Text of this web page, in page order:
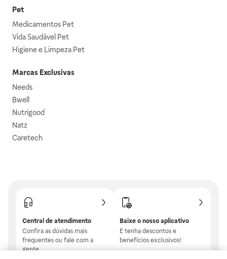
Pet
Medicamentos Pet
Vida Saudável Pet
Higiene e Limpeza Pet
Marcas Exclusivas
Needs
Bwell
Nutrigood
Natz
Caretech
Central de atendimento
Confira as dúvidas mais
frequentes ou fale com a
gente.
Baixe o nosso aplicativo
E tenha descontos e
benefícios exclusivos!